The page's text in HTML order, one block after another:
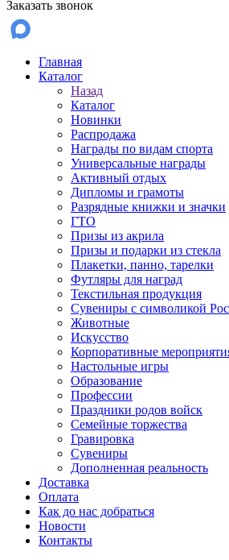
Заказать звонок
Главная
Каталог
Назад
Каталог
Новинки
Распродажа
Награды по видам спорта
Универсальные награды
Активный отдых
Дипломы и грамоты
Разрядные книжки и значки
ГТО
Призы из акрила
Призы и подарки из стекла
Плакетки, панно, тарелки
Футляры для наград
Текстильная продукция
Сувениры с символикой
Животные
Искусство
Корпоративные
Настольные игры
Образование
Профессии
Праздники родов войск
Семейные торжества
Гравировка
Сувениры
Дополненная реальность
Доставка
Оплата
Как до нас добраться
Новости
Контакты